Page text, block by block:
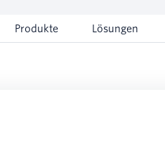
Produkte Lösungen